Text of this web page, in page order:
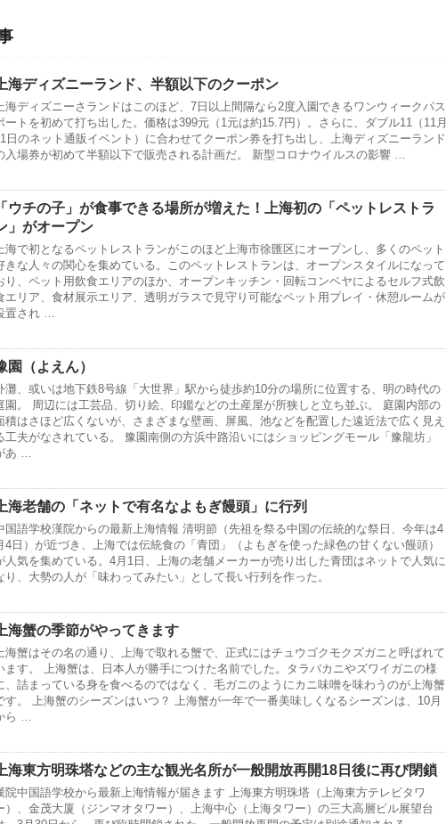
上海ディズニーランド、半額以下のクーポン
海ディズニーさランドはこのほど、7日以上間隔なら2度入園できるワンウィークパス
ートを初めて打ち出した。価格は399元（1元は約15.7円）。さらに、ダブル11（11月
日のネット通販イベント）に合わせてクーポン券を打ち出し、上海ディズニーランド
入場券が初めて半額以下で販売される計画だ。 新型コロナウイルスの影響 …
「ウチの子」が食事できる場所が増えた！上海初の「ペットレストラ
」がオープン
海で初となるペットレストランがこのほど上海市徐匯区にオープンし、多くのペット
きな人々の関心を集めている。このペットレストランは、オープンスタイルになって
り、ペット用飲食エリアのほか、オープンキッチン・回転コンベヤによるセルフ式飲
エリア、食材展示エリア、透明ガラスで見守り可能なペット用プレイ・休憩ルームが
置され …
園（よえん）
灘、或いは地下鉄8号線「大世界」駅から徒歩約10分の場所に位置する、明の時代の
園。 周辺には工芸品、切り絵、印鑑などの土産屋が所狭しと立ち並ぶ。 庭園内部の
積はさほど広くないが、さまざまな壁画、屏風、池などを配置した遠近法で広く見え
工夫がなされている。 豫園南側の方浜中路沿いにはショッピングモール「豫龍坊」
あ …
上海老舗の「ネットで有名なよもぎ饅頭」に行列
国語学校漢院からの最新上海情報 清明節（先祖を祭る中国の伝統的な祭日、今年は4
4日）が近づき、上海では伝統食の「青団」（よもぎを使った緑色の甘くない饅頭）
人気を集めている。4月1日、上海の老舗メーカーが売り出した青団はネットで人気に
り、大勢の人が「味わってみたい」として長い行列を作った。
上海蟹の季節がやってきます
海蟹はその名の通り、上海で取れる蟹で、正式にはチュウゴクモクズガニと呼ばれて
ます。 上海蟹は、日本人が勝手につけた名前でした。タラバカニやズワイガニの様
、詰まっている身を食べるのではなく、毛ガニのようにカニ味噌を味わうのが上海蟹
す。 上海蟹のシーズンはいつ？ 上海蟹が一年で一番美味しくなるシーズンは、10月
ら …
上海東方明珠塔などの主な観光名所が一般開放再開18日後に再び閉鎖
院中国語学校から最新上海情報が届きます 上海東方明珠塔（上海東方テレビタワ
）、金茂大厦（ジンマオタワー）、上海中心（上海タワー）の三大高層ビル展望台